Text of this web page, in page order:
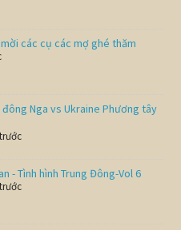
các cụ các mợ ghé thăm
đông Nga vs Ukraine Phương tây
- Tình hình Trung Đông-Vol 6